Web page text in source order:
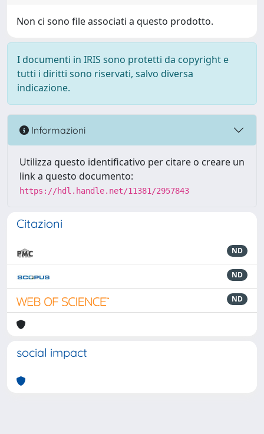
Non ci sono file associati a questo prodotto.
I documenti in IRIS sono protetti da copyright e
tutti i diritti sono riservati, salvo diversa
indicazione.
Informazioni
Utilizza questo identificativo per citare o creare un
link a questo documento:
https://hdl.handle.net/11381/2957843
Citazioni
ND
ND
ND
social impact